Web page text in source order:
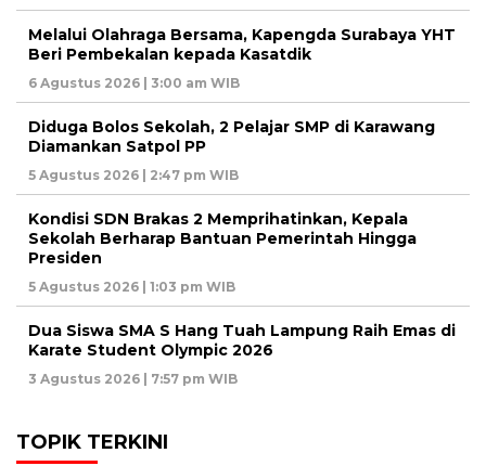
Melalui Olahraga Bersama, Kapengda Surabaya YHT
Beri Pembekalan kepada Kasatdik
6 Agustus 2026 | 3:00 am WIB
Diduga Bolos Sekolah, 2 Pelajar SMP di Karawang
Diamankan Satpol PP
5 Agustus 2026 | 2:47 pm WIB
Kondisi SDN Brakas 2 Memprihatinkan, Kepala
Sekolah Berharap Bantuan Pemerintah Hingga
Presiden
5 Agustus 2026 | 1:03 pm WIB
Dua Siswa SMA S Hang Tuah Lampung Raih Emas di
Karate Student Olympic 2026
3 Agustus 2026 | 7:57 pm WIB
TOPIK TERKINI